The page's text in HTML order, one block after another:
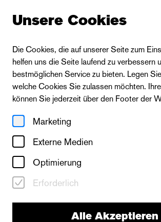
:
Thalia
Seitenübersicht
Spielzeit 2025/2026
Spielzeit 2026/2027
Unsere Cookies
Die Cookies, die auf unserer Seite zum
helfen uns die Seite laufend zu verbessern
bestmöglichen Service zu bieten. Legen
welche Cookies Sie zulassen möchten.
können Sie jederzeit über den Footer der
Marketing
Externe Medien
Optimierung
Erforderlich
Alle Akzeptieren